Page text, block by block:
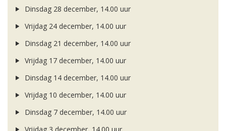
Dinsdag 28 december, 14.00 uur
Vrijdag 24 december, 14.00 uur
Dinsdag 21 december, 14.00 uur
Vrijdag 17 december, 14.00 uur
Dinsdag 14 december, 14.00 uur
Vrijdag 10 december, 14.00 uur
Dinsdag 7 december, 14.00 uur